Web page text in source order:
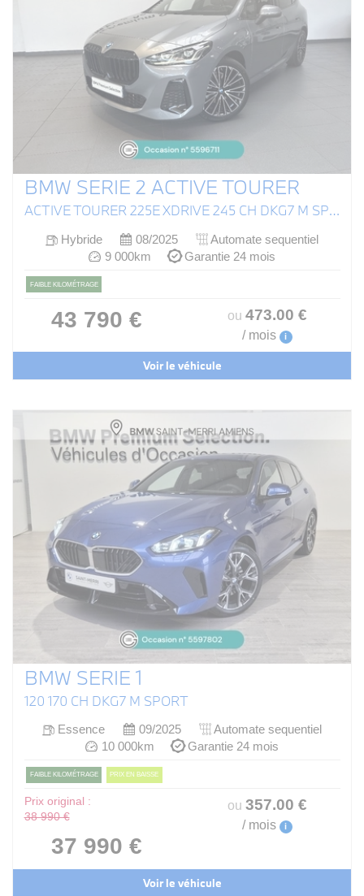
BMW SERIE 2 ACTIVE TOURER
ACTIVE TOURER 225E XDRIVE 245 CH DKG7 M SPORT
Hybride 08/2025
Automate sequentiel
9 000km
Garantie 24 mois
FAIBLE KILOMÉTRAGE
43 790 € ou 473.00 €
/ mois i
Voir le véhicule
BMW SERIE 1
120 170 CH DKG7 M SPORT
Essence 09/2025
Automate sequentiel
10 000km
Garantie 24 mois
FAIBLE KILOMÉTRAGE PRIX EN BAISSE
Prix original :
38 990 €
37 990 €
ou 357.00 €
/ mois i
Voir le véhicule